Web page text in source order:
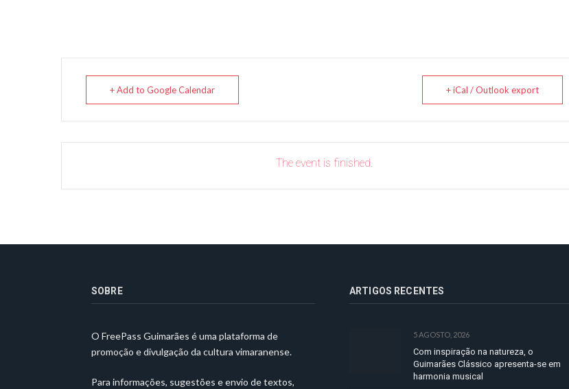
+ Add to Google Calendar + iCal / Outlook export
The event is finished.
SOBRE
O FreePass Guimarães é uma plataforma de
promoção e divulgação da cultura vimaranense.
Para informações, sugestões e envio de textos,
ARTIGOS RECENTES
5 AGOSTO, 2026
Com inspiração na natureza, o
Guimarães Clássico apresenta-se em
harmonia musical